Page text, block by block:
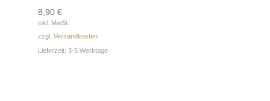
8,90 €
inkl. MwSt.
zzgl. Versandkosten
Lieferzeit: 3-5 Werktage